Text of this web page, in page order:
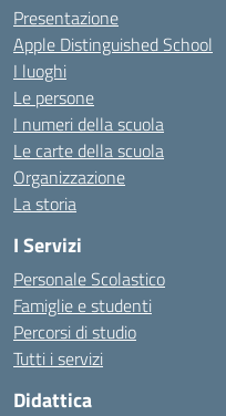
Presentazione
Apple Distinguished School
I luoghi
Le persone
I numeri della scuola
Le carte della scuola
Organizzazione
La storia
I Servizi
Personale Scolastico
Famiglie e studenti
Percorsi di studio
Tutti i servizi
Didattica